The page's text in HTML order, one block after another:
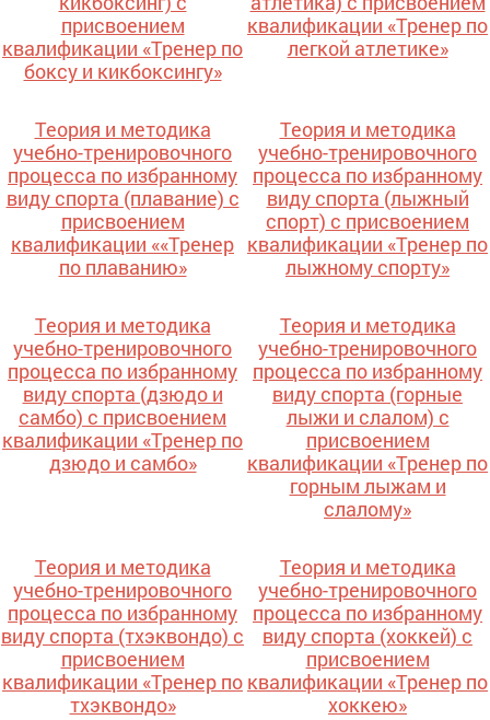
присвоением
квалификации «Тренер по
боксу и кикбоксингу»
квалификации «Тренер по
легкой атлетике»
Теория и методика
учебно-тренировочного
процесса по избранному
виду спорта (плавание) с
присвоением
квалификации ««Тренер
по плаванию»
Теория и методика
учебно-тренировочного
процесса по избранному
виду спорта (лыжный
спорт) с присвоением
квалификации «Тренер по
лыжному спорту»
Теория и методика
учебно-тренировочного
процесса по избранному
виду спорта (дзюдо и
самбо) с присвоением
квалификации «Тренер по
дзюдо и самбо»
Теория и методика
учебно-тренировочного
процесса по избранному
виду спорта (горные
лыжи и слалом) с
присвоением
квалификации «Тренер по
горным лыжам и
слалому»
Теория и методика
учебно-тренировочного
процесса по избранному
виду спорта (тхэквондо) с
присвоением
квалификации «Тренер по
тхэквондо»
Теория и методика
учебно-тренировочного
процесса по избранному
виду спорта (хоккей) с
присвоением
квалификации «Тренер по
хоккею»